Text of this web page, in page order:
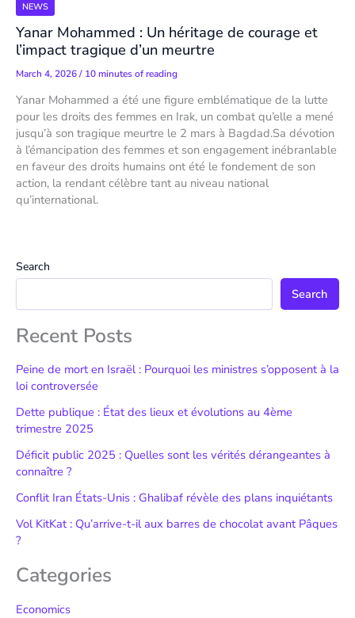
NEWS
Yanar Mohammed : Un héritage de courage et
l’impact tragique d’un meurtre
March 4, 2026/ 10 minutes of reading
Yanar Mohammed a été une figure emblématique de la lutte
pour les droits des femmes en Irak, un combat qu’elle a mené
jusqu’à son tragique meurtre le 2 mars à Bagdad.Sa dévotion
à l’émancipation des femmes et son engagement inébranlable
en faveur des droits humains ont été le fondement de son
action, la rendant célèbre tant au niveau national
qu’international.
Search
Search
Recent Posts
Peine de mort en Israël : Pourquoi les ministres s’opposent à la
loi controversée
Dette publique : État des lieux et évolutions au 4ème
trimestre 2025
Déficit public 2025 : Quelles sont les vérités dérangeantes à
connaître ?
Conflit Iran États-Unis : Ghalibaf révèle des plans inquiétants
Vol KitKat : Qu’arrive-t-il aux barres de chocolat avant Pâques
?
Categories
Economics